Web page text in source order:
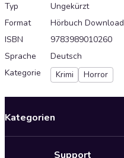
Typ
Ungekürzt
Format
Hörbuch Download
ISBN
9783989010260
Sprache
Deutsch
Kategorie
Krimi Horror
Kategorien
Support